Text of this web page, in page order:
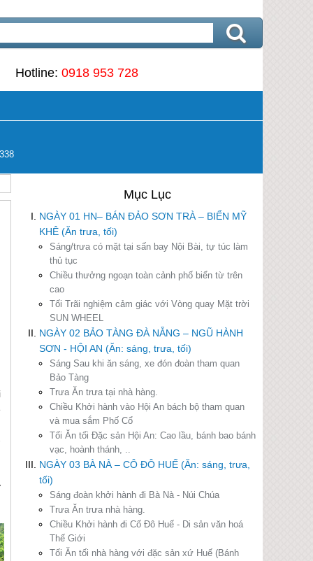
Hotline: 0918 953 728
NGÀY 01 HN– BÁN ĐẢO SƠN TRÀ – BIỂN MỸ
KHÊ (Ăn trưa, tối)
Sáng/trưacó mặt tại sấn bay Nội Bài, tự túc làm
thủ tục
Chiều thưởng ngoạn toàn cảnh phố biển từ trên
cao
Tối Trãi nghiệm cảm giác với Vòng quay Mặt trời
SUN WHEEL
NGÀY 02 BẢO TÀNG ĐÀ NẴNG – NGŨ HÀNH
SƠN - HỘI AN (Ăn: sáng, trưa, tối)
Sáng Sau khi ăn sáng, xe đón đoàn tham quan
Bảo Tàng
TrưaĂn trưa tại nhà hàng.
Chiều Khởi hành vào Hội An bách bộ tham quan
và mua sắm Phố Cổ
Tối Ăn tối Đặc sản Hội An: Cao lầu, bánh bao bánh
vạc, hoành thánh, ..
NGÀY 03 BÀ NÀ – CÔ ĐÔ HUẾ (Ăn: sáng, trưa,
tối)
Sáng đoàn khởi hành đi Bà Nà - Núi Chúa
TrưaĂn trưa nhà hàng.
Chiều Khởi hành đi Cố Đô Huế - Di sản văn hoá
Thế Giới
Tối Ăn tối nhà hàng với đặc sản xứ Huế (Bánh